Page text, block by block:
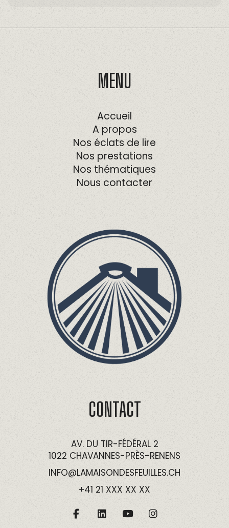
MENU
Accueil
A propos
Nos éclats de lire
Nos prestations
Nos thématiques
Nous contacter
CONTACT
AV. DU TIR-FÉDÉRAL 2
1022 CHAVANNES-PRÈS-RENENS
INFO@LAMAISONDESFEUILLES.CH
+41 21 XXX XX XX